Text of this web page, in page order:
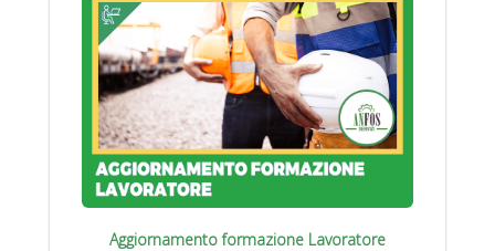
Aggiornamento formazione Lavoratore